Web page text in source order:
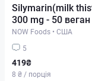
Silymarin(milk
300 mg - 50
NOW Foods • США
5
419₴
8 ₴ / порція